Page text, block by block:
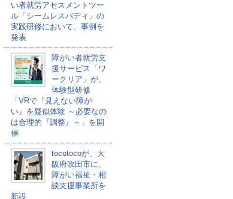
い者就労アセスメントツー
ル「シームレスバディ」の
実践研修において、事例を
発表
障がい者就労支
援サービス「ワ
ークリア」が、
体験型研修
「VRで『見えない障が
い』を疑似体験 ～必要なの
は合理的『調整』～」を開
催
tocotocoが、大
阪府吹田市に、
障がい福祉・相
談支援事業所を
新設